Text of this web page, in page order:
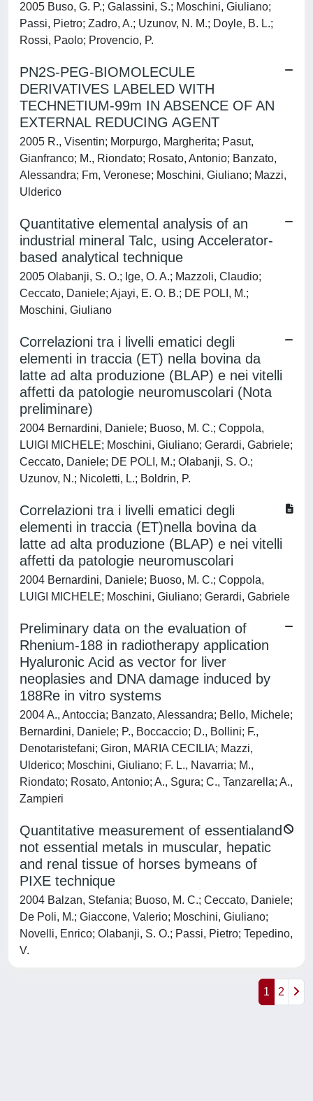
2005 Buso, G. P.; Galassini, S.; Moschini, Giuliano;
Passi, Pietro; Zadro, A.; Uzunov, N. M.; Doyle, B. L.;
Rossi, Paolo; Provencio, P.
PN2S-PEG-BIOMOLECULE
DERIVATIVES LABELED WITH
TECHNETIUM-99m IN ABSENCE OF AN
EXTERNAL REDUCING AGENT
2005 R., Visentin; Morpurgo, Margherita; Pasut,
Gianfranco; M., Riondato; Rosato, Antonio; Banzato,
Alessandra; Fm, Veronese; Moschini, Giuliano; Mazzi,
Ulderico
Quantitative elemental analysis of an
industrial mineral Talc, using Accelerator-
based analytical technique
2005 Olabanji, S. O.; Ige, O. A.; Mazzoli, Claudio;
Ceccato, Daniele; Ajayi, E. O. B.; DE POLI, M.;
Moschini, Giuliano
Correlazioni tra i livelli ematici degli
elementi in traccia (ET) nella bovina da
latte ad alta produzione (BLAP) e nei vitelli
affetti da patologie neuromuscolari (Nota
preliminare)
2004 Bernardini, Daniele; Buoso, M. C.; Coppola,
LUIGI MICHELE; Moschini, Giuliano; Gerardi, Gabriele;
Ceccato, Daniele; DE POLI, M.; Olabanji, S. O.;
Uzunov, N.; Nicoletti, L.; Boldrin, P.
Correlazioni tra i livelli ematici degli
elementi in traccia (ET)nella bovina da
latte ad alta produzione (BLAP) e nei vitelli
affetti da patologie neuromuscolari
2004 Bernardini, Daniele; Buoso, M. C.; Coppola,
LUIGI MICHELE; Moschini, Giuliano; Gerardi, Gabriele
Preliminary data on the evaluation of
Rhenium-188 in radiotherapy application
Hyaluronic Acid as vector for liver
neoplasies and DNA damage induced by
188Re in vitro systems
2004 A., Antoccia; Banzato, Alessandra; Bello, Michele;
Bernardini, Daniele; P., Boccaccio; D., Bollini; F.,
Denotaristefani; Giron, MARIA CECILIA; Mazzi,
Ulderico; Moschini, Giuliano; F. L., Navarria; M.,
Riondato; Rosato, Antonio; A., Sgura; C., Tanzarella; A.,
Zampieri
Quantitative measurement of essentialand
not essential metals in muscular, hepatic
and renal tissue of horses bymeans of
PIXE technique
2004 Balzan, Stefania; Buoso, M. C.; Ceccato, Daniele;
De Poli, M.; Giaccone, Valerio; Moschini, Giuliano;
Novelli, Enrico; Olabanji, S. O.; Passi, Pietro; Tepedino,
V.
1 2